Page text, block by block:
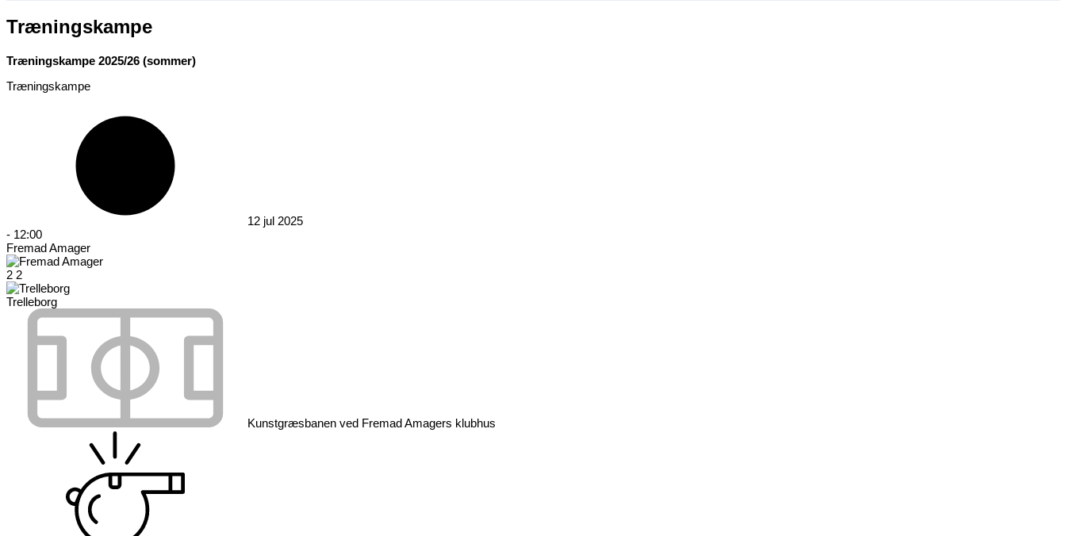
Træningskampe
Træningskampe 2025/26 (sommer)
Træningskampe
12 jul 2025
- 12:00
Fremad Amager
2 2
Trelleborg
Kunstgræsbanen ved Fremad Amagers klubhus